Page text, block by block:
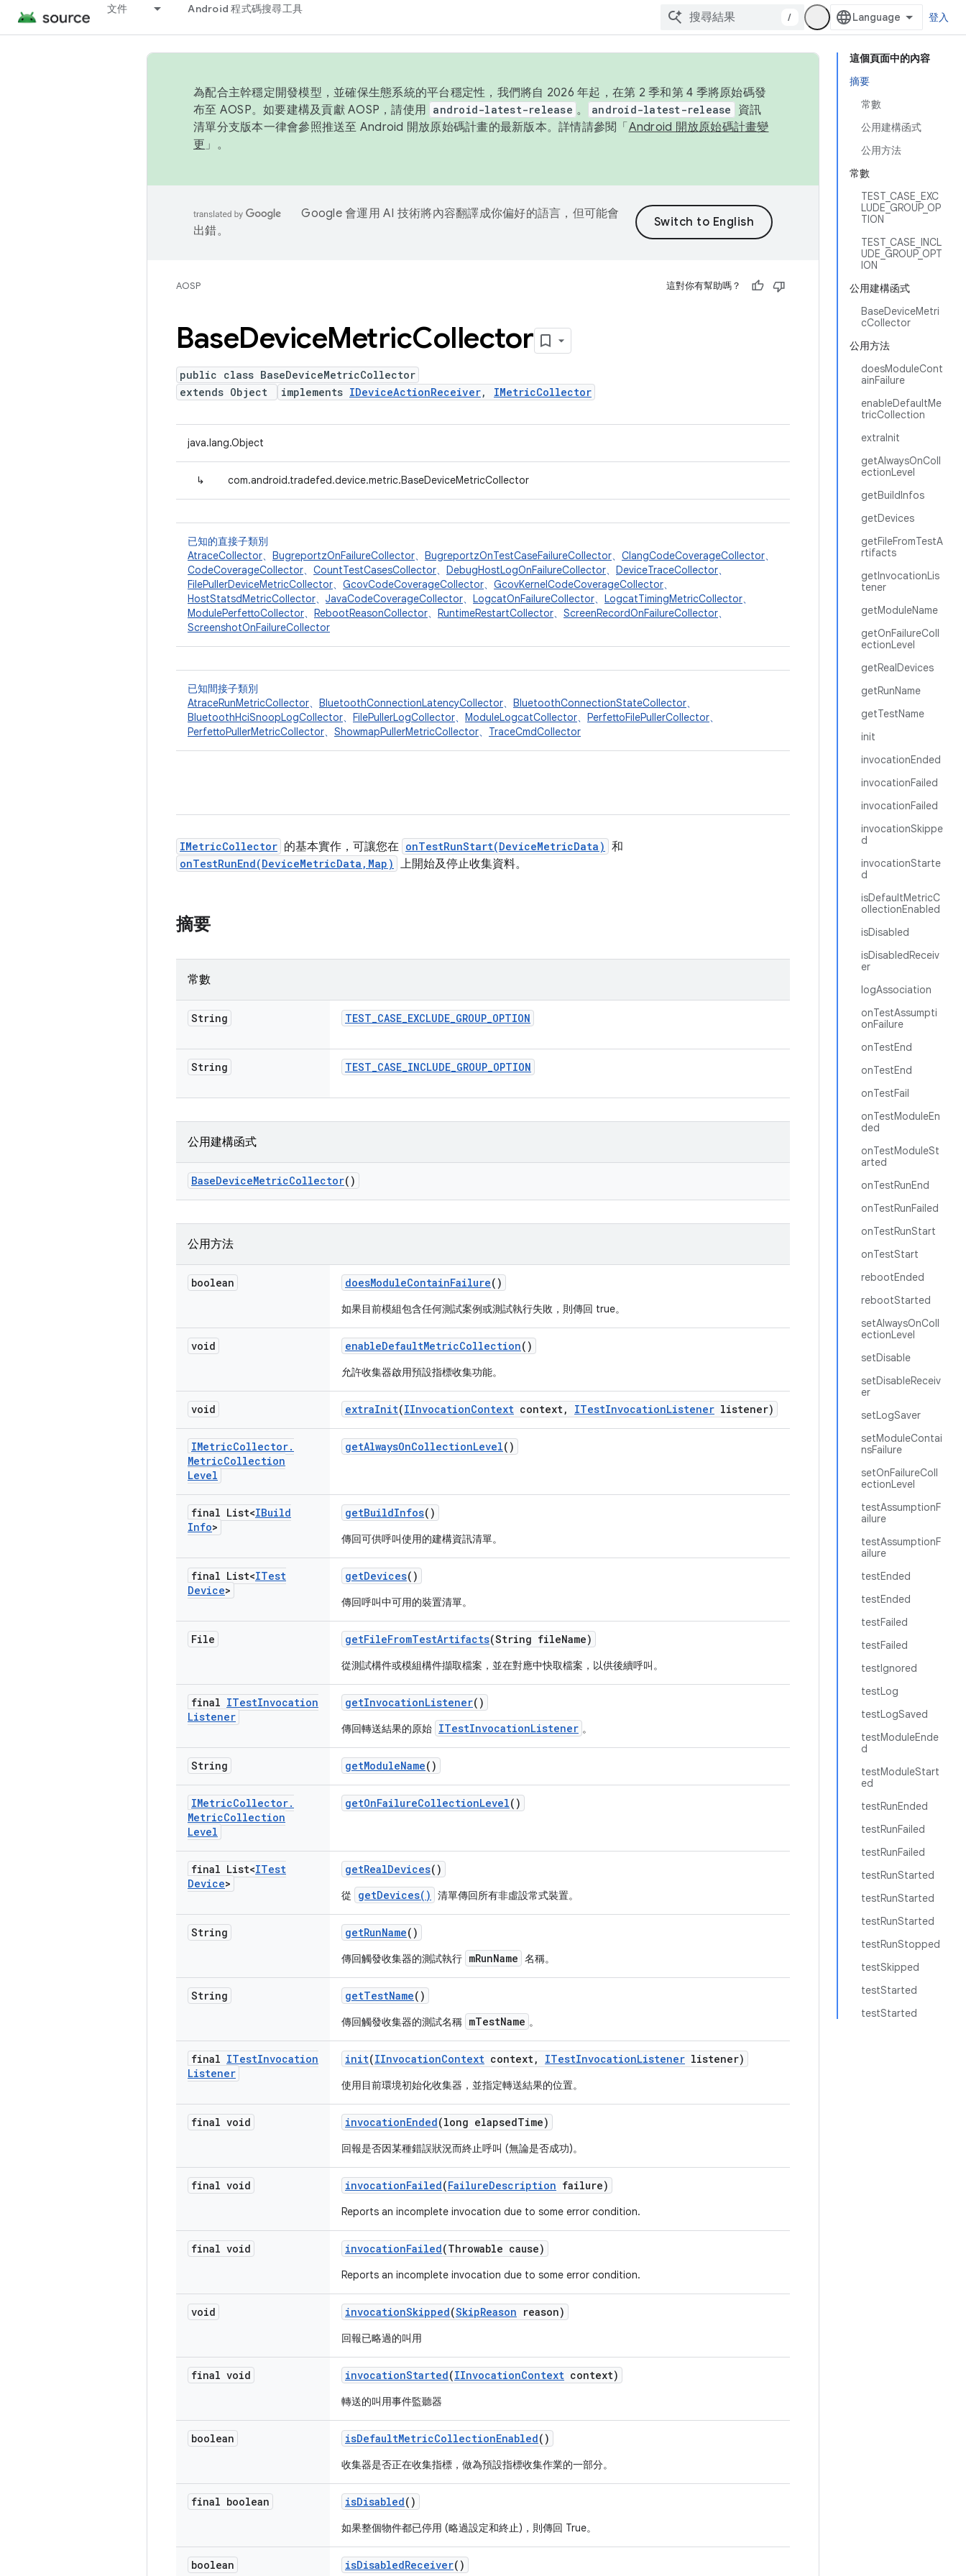
文件 Android 程式碼搜尋工具
/ 登入
這個頁面中的內容
摘要
常數
公用建構函式
公用方法
常數
TEST_CASE_EXC
LUDE_GROUP_OP
TION
TEST_CASE_INCL
UDE_GROUP_OPT
ION
公用建構函式
BaseDeviceMetri
cCollector
公用方法
doesModuleCont
ainFailure
enableDefaultMe
tricCollection
extraInit
getAlwaysOnColl
ectionLevel
getBuildInfos
getDevices
getFileFromTestA
rtifacts
getInvocationLis
tener
getModuleName
getOnFailureColl
ectionLevel
getRealDevices
getRunName
getTestName
init
invocationEnded
invocationFailed
invocationFailed
invocationSkippe
d
invocationStarte
d
isDefaultMetricC
ollectionEnabled
isDisabled
isDisabledReceiv
er
logAssociation
onTestAssumpti
onFailure
onTestEnd
onTestEnd
onTestFail
onTestModuleEn
ded
onTestModuleSt
arted
onTestRunEnd
onTestRunFailed
onTestRunStart
onTestStart
rebootEnded
rebootStarted
setAlwaysOnColl
ectionLevel
setDisable
setDisableReceiv
er
setLogSaver
setModuleContai
nsFailure
setOnFailureColl
ectionLevel
testAssumptionF
ailure
testAssumptionF
ailure
testEnded
testEnded
testFailed
testFailed
testIgnored
testLog
testLogSaved
testModuleEnde
d
testModuleStart
ed
testRunEnded
testRunFailed
testRunFailed
testRunStarted
testRunStarted
testRunStarted
testRunStopped
testSkipped
testStarted
testStarted
為配合主幹穩定開發模型，並確保生態系統的平台穩定性，我們將自 2026 年起，在第 2 季和第 4 季將原始碼發
布至 AOSP。如要建構及貢獻 AOSP，請使用 android-latest-release 。 android-latest-release
資訊
清單分支版本一律會參照推送至 Android 開放原始碼計畫的最新版本。詳情請參閱「 Android 開放原始碼計畫變
更 」。
Google 會運用 AI 技術將內容翻譯成你偏好的語言，但可能會
出錯。
AOSP 這對你有幫助嗎？
BaseDeviceMetricCollector
public class BaseDeviceMetricCollector
extends Object
implements IDeviceActionReceiver, IMetricCollector
java.lang.Object
↳ com.android.tradefed.device.metric.BaseDeviceMetricCollector
已知的直接子類別
AtraceCollector、 BugreportzOnFailureCollector、 BugreportzOnTestCaseFailureCollector、 ClangCodeCoverageCollector、
CodeCoverageCollector、 CountTestCasesCollector、 DebugHostLogOnFailureCollector、 DeviceTraceCollector、
FilePullerDeviceMetricCollector、 GcovCodeCoverageCollector、 GcovKernelCodeCoverageCollector、
HostStatsdMetricCollector、 JavaCodeCoverageCollector、 LogcatOnFailureCollector、 LogcatTimingMetricCollector、
ModulePerfettoCollector、 RebootReasonCollector、 RuntimeRestartCollector、 ScreenRecordOnFailureCollector、
ScreenshotOnFailureCollector
已知間接子類別
AtraceRunMetricCollector、 BluetoothConnectionLatencyCollector、 BluetoothConnectionStateCollector、
BluetoothHciSnoopLogCollector、 FilePullerLogCollector、 ModuleLogcatCollector、 PerfettoFilePullerCollector、
PerfettoPullerMetricCollector、 ShowmapPullerMetricCollector、 TraceCmdCollector
IMetricCollector 的基本實作，可讓您在 onTestRunStart(DeviceMetricData) 和
onTestRunEnd(DeviceMetricData,Map) 上開始及停止收集資料。
摘要
常數
String TEST_CASE_EXCLUDE_GROUP_OPTION
String TEST_CASE_INCLUDE_GROUP_OPTION
公用建構函式
BaseDeviceMetricCollector()
公用方法
boolean doesModuleContainFailure()
如果目前模組包含任何測試案例或測試執行失敗，則傳回 true。
void enableDefaultMetricCollection()
允許收集器啟用預設指標收集功能。
void extraInit(IInvocationContext context, ITestInvocationListener listener)
IMetricCollector.
MetricCollection
Level
getAlwaysOnCollectionLevel()
final List<IBuild
Info>
getBuildInfos()
傳回可供呼叫使用的建構資訊清單。
final List<ITest
Device>
getDevices()
傳回呼叫中可用的裝置清單。
File getFileFromTestArtifacts(String fileName)
從測試構件或模組構件擷取檔案，並在對應中快取檔案，以供後續呼叫。
final ITestInvocation
Listener
getInvocationListener()
傳回轉送結果的原始 ITestInvocationListener 。
String getModuleName()
IMetricCollector.
MetricCollection
Level
getOnFailureCollectionLevel()
final List<ITest
Device>
getRealDevices()
從 getDevices() 清單傳回所有非虛設常式裝置。
String getRunName()
傳回觸發收集器的測試執行 mRunName 名稱。
String getTestName()
傳回觸發收集器的測試名稱 mTestName 。
final ITestInvocation
Listener
init(IInvocationContext context, ITestInvocationListener listener)
使用目前環境初始化收集器，並指定轉送結果的位置。
final void invocationEnded(long elapsedTime)
回報是否因某種錯誤狀況而終止呼叫 (無論是否成功)。
final void invocationFailed(FailureDescription failure)
Reports an incomplete invocation due to some error condition.
final void invocationFailed(Throwable cause)
Reports an incomplete invocation due to some error condition.
void invocationSkipped(SkipReason reason)
回報已略過的叫用
final void invocationStarted(IInvocationContext context)
轉送的叫用事件監聽器
boolean isDefaultMetricCollectionEnabled()
收集器是否正在收集指標，做為預設指標收集作業的一部分。
final boolean isDisabled()
如果整個物件都已停用 (略過設定和終止)，則傳回 True。
boolean isDisabledReceiver()